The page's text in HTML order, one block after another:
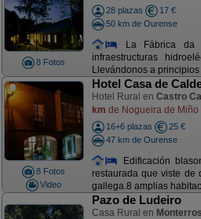
8 Fotos
28 plazas
17 €
50 km de Ourense
La Fábrica da
infraestructuras
Llevándonos a
8 Fotos
Video
Hotel Casa de
Hotel Rural en Castro
km de Nogueira de Miño
16+6 plazas
25 €
47 km de Ourense
Edificación
restaurada que viste de
gallega.8 amplias
Pazo de Ludeiro
Casa Rural en